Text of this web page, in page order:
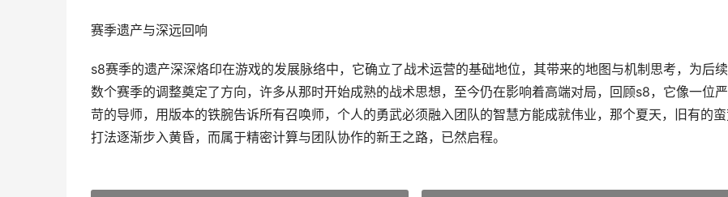
赛季遗产与深远回响
s8赛季的遗产深深烙印在游戏的发展脉络中，它确立了战术运营的基础地位，其带来的地图与机制思考，为后续
数个赛季的调整奠定了方向，许多从那时开始成熟的战术思想，至今仍在影响着高端对局，回顾s8，它像一位严
苛的导师，用版本的铁腕告诉所有召唤师，个人的勇武必须融入团队的智慧方能成就伟业，那个夏天，旧有的
打法逐渐步入黄昏，而属于精密计算与团队协作的新王之路，已然启程。